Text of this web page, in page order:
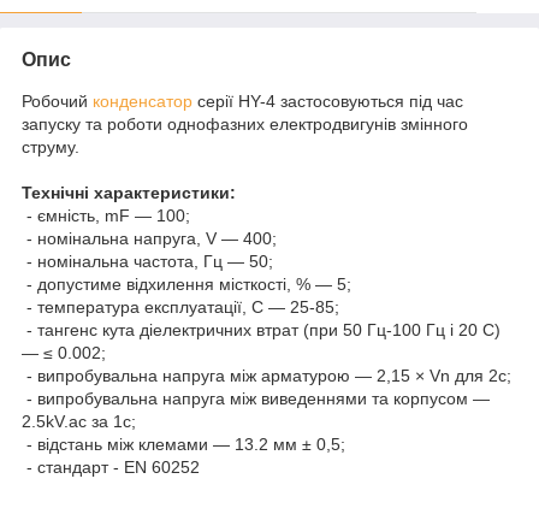
Опис
Робочий конденсатор серії HY-4 застосовуються під час
запуску та роботи однофазних електродвигунів змінного
струму.
Технічні характеристики:
- ємність, mF — 100;
- номінальна напруга, V — 400;
- номінальна частота, Гц — 50;
- допустиме відхилення місткості, % — 5;
- температура експлуатації, С — 25-85;
- тангенс кута діелектричних втрат (при 50 Гц-100 Гц і 20 С)
— ≤ 0.002;
- випробувальна напруга між арматурою — 2,15 × Vn для 2с;
- випробувальна напруга між виведеннями та корпусом —
2.5kV.ac за 1с;
- відстань між клемами — 13.2 мм ± 0,5;
- стандарт - EN 60252